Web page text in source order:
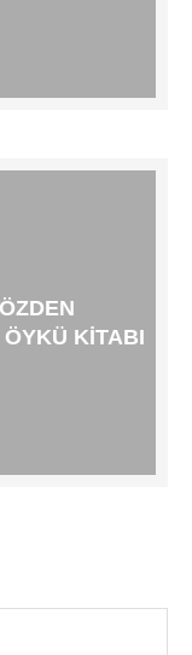
KITABI